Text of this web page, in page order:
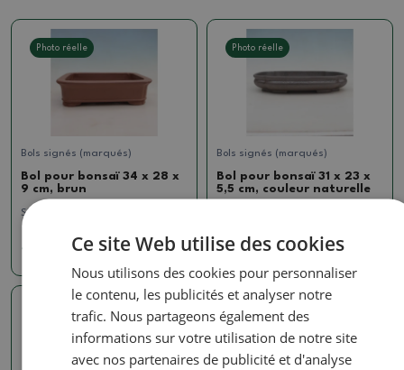
Photo réelle
Bols signés (marqués)
Bol pour bonsaï 34 x 28 x
9 cm, brun
SKU:
40.39 €
Photo réelle
Bols signés (marqués)
Bol pour bonsaï 31 x 23 x
5,5 cm, couleur naturelle
36.68 €
Photo réelle
Ce site Web utilise des cookies
Nous utilisons des cookies pour personnaliser
le contenu, les publicités et analyser notre
trafic. Nous partageons également des
informations sur votre utilisation de notre site
avec nos partenaires de publicité et d'analyse